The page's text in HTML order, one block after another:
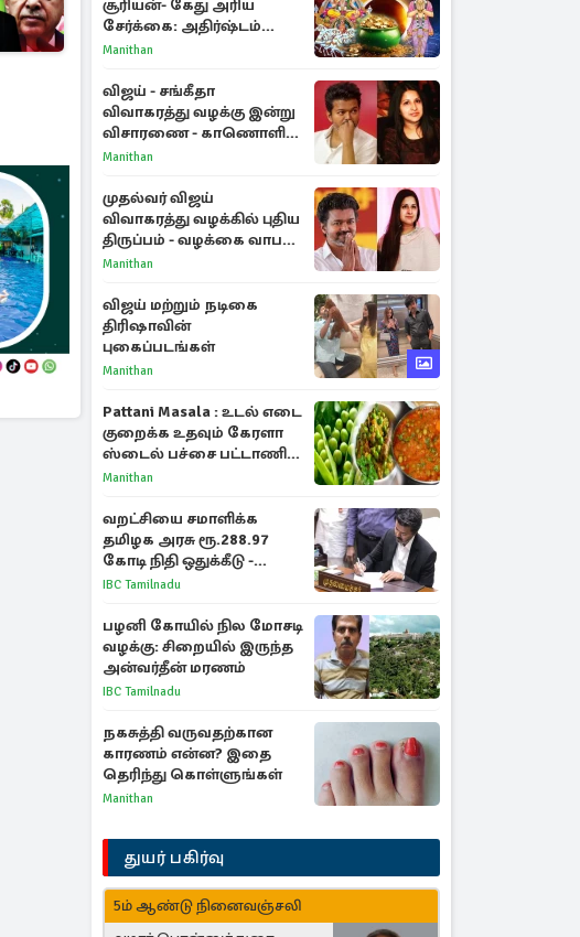
சூரியன்- கேது அரிய
சேர்க்கை: அதிர்ஷ்டம்
பெறும் 3 ராசிகள்!
Manithan
விஜய் - சங்கீதா
விவாகரத்து வழக்கு இன்று
விசாரணை - காணொளி
மூலம் ஆஜராக வாய்ப்பு
Manithan
முதல்வர் விஜய்
விவாகரத்து வழக்கில் புதிய
திருப்பம் - வழக்கை வாபஸ்
பெற்ற சங்கீதா!
Manithan
விஜய் மற்றும் நடிகை
திரிஷாவின்
புகைப்படங்கள்
Manithan
Pattani Masala : உடல் எடை
குறைக்க உதவும் கேரளா
ஸ்டைல் பச்சை பட்டாணி
கிரேவி
Manithan
வறட்சியை சமாளிக்க
தமிழக அரசு ரூ.288.97
கோடி நிதி ஒதுக்கீடு -
வெளியான அரசாணை
IBC Tamilnadu
பழனி கோயில் நில மோசடி
வழக்கு: சிறையில் இருந்த
அன்வர்தீன் மரணம்
IBC Tamilnadu
நகசுத்தி வருவதற்கான
காரணம் என்ன? இதை
தெரிந்து கொள்ளுங்கள்
Manithan
துயர் பகிர்வு
5ம் ஆண்டு நினைவஞ்சலி